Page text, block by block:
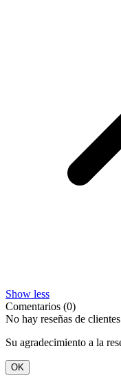
Show less
Comentarios (0)
No hay reseñas de
Su agradecimiento a la
OK